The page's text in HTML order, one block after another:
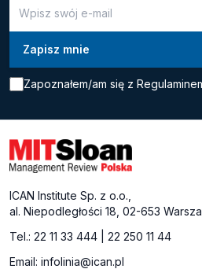
niepewności. Zwrócenie […]
Zapoznałem/am się z
ICAN Institute Sp. z o.o.,
al. Niepodległości 18, 02-653
Tel.: 22 11 33 444
22 250 11 44
Email: infolinia@ican.pl